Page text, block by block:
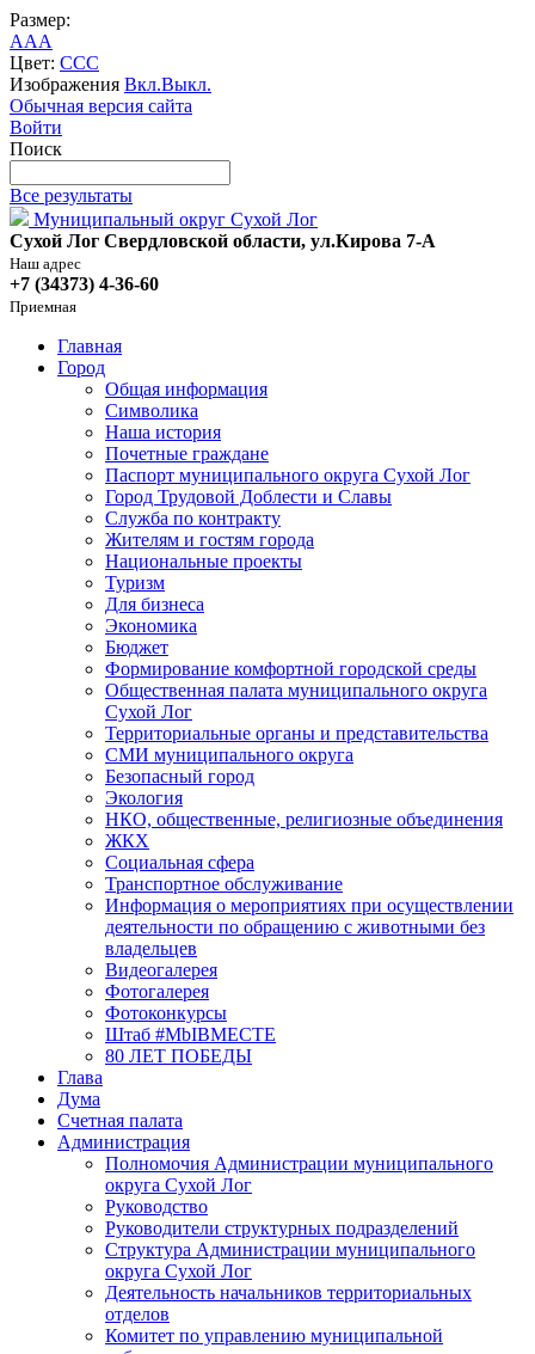
Размер:
AAA
Цвет: CCC
Изображения Вкл.Выкл.
Обычная версия сайта
Войти
Поиск
Все результаты
Муниципальный округ Сухой Лог
Сухой Лог Свердловской области, ул.Кирова 7-А
Наш адрес
+7 (34373) 4-36-60
Приемная
Главная
Город
Общая информация
Символика
Наша история
Почетные граждане
Паспорт муниципального округа Сухой Лог
Город Трудовой Доблести и Славы
Служба по контракту
Жителям и гостям города
Национальные проекты
Туризм
Для бизнеса
Экономика
Бюджет
Формирование комфортной городской среды
Общественная палата муниципального округа
Сухой Лог
Территориальные органы и представительства
СМИ муниципального округа
Безопасный город
Экология
НКО, общественные, религиозные объединения
ЖКХ
Социальная сфера
Транспортное обслуживание
Информация о мероприятиях при осуществлении
деятельности по обращению с животными без
владельцев
Видеогалерея
Фотогалерея
Фотоконкурсы
Штаб #MbIBMECTE
80 ЛЕТ ПОБЕДЫ
Глава
Дума
Счетная палата
Администрация
Полномочия Администрации муниципального
округа Сухой Лог
Руководство
Руководители структурных подразделений
Структура Администрации муниципального
округа Сухой Лог
Деятельность начальников территориальных
отделов
Комитет по управлению муниципальной